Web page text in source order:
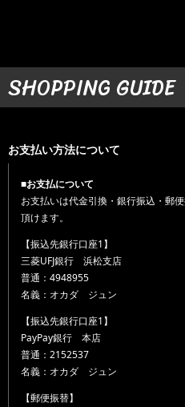
SHOPPING GUIDE
お支払い方法について
■お支払について
お支払いは代金引換・銀行振込・郵
頂けます。
【振込先銀行口座1】
三菱UFJ銀行 浜松支店
普通：4948955
名義：オカダ ジュン
【振込先銀行口座1】
PayPay銀行 本店
普通：2152537
名義：オカダ ジュン
【郵便振替】